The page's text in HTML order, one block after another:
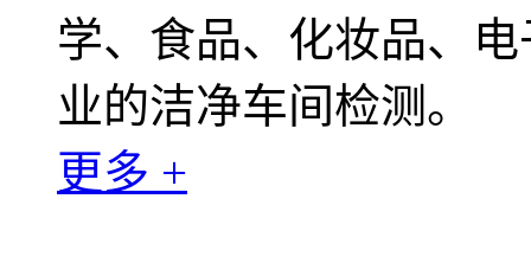
学、食品、化妆品、
业的洁净车间检测。
更多 +